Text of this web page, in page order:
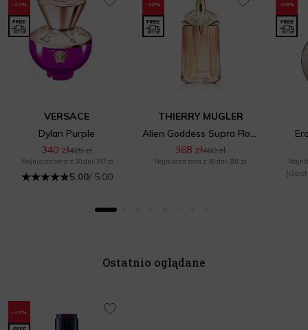
-20%
VERSACE
Dylan Purple
340 zł425 zł
Najniższa cena z 30 dni: 357 zł
5.00/ 5.00
-20%
THIERRY MUGLER
Alien Goddess Supra Florale
368 zł460 zł
Najniższa cena z 30 dni: 391 zł
-20%
Ostatnio oglądane
-10%